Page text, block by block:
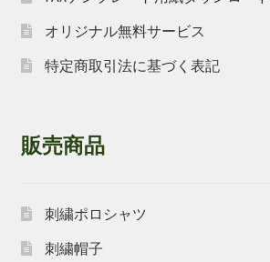
オリジナル無料サービス
特定商取引法に基づく表記
販売商品
刺繍ポロシャツ
刺繍帽子